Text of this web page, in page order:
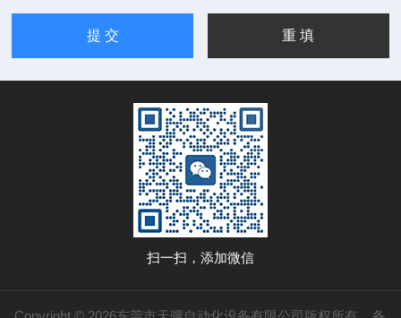
扫一扫，添加微信